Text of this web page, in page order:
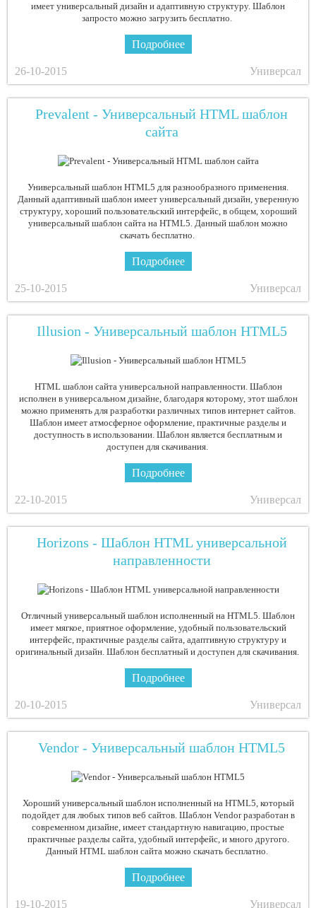
имеет универсальный дизайн и адаптивную структуру. Шаблон
запросто можно загрузить бесплатно.
Подробнее
26-10-2015 Универсал
Prevalent - Универсальный HTML шаблон
сайта
Универсальный шаблон HTML5 для разнообразного применения.
Данный адаптивный шаблон имеет универсальный дизайн, уверенную
структуру, хороший пользовательский интерфейс, в общем, хороший
универсальный шаблон сайта на HTML5. Данный шаблон можно
скачать бесплатно.
Подробнее
25-10-2015 Универсал
Illusion - Универсальный шаблон HTML5
HTML шаблон сайта универсальной направленности. Шаблон
исполнен в универсальном дизайне, благодаря которому, этот шаблон
можно применять для разработки различных типов интернет сайтов.
Шаблон имеет атмосферное оформление, практичные разделы и
доступность в использовании. Шаблон является бесплатным и
доступен для скачивания.
Подробнее
22-10-2015 Универсал
Horizons - Шаблон HTML универсальной
направленности
Отличный универсальный шаблон исполненный на HTML5. Шаблон
имеет мягкое, приятное оформление, удобный пользовательский
интерфейс, практичные разделы сайта, адаптивную структуру и
оригинальный дизайн. Шаблон бесплатный и доступен для скачивания.
Подробнее
20-10-2015 Универсал
Vendor - Универсальный шаблон HTML5
Хороший универсальный шаблон исполненный на HTML5, который
подойдет для любых типов веб сайтов. Шаблон Vendor разработан в
современном дизайне, имеет стандартную навигацию, простые
практичные разделы сайта, удобный интерфейс, и много другого.
Данный HTML шаблон сайта можно скачать бесплатно.
Подробнее
19-10-2015 Универсал